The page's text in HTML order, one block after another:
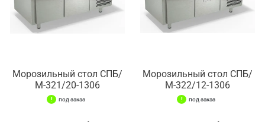
Морозильный стол СПБ/
М-321/20-1306
под заказ
Морозильный стол СПБ/
М-322/12-1306
под заказ